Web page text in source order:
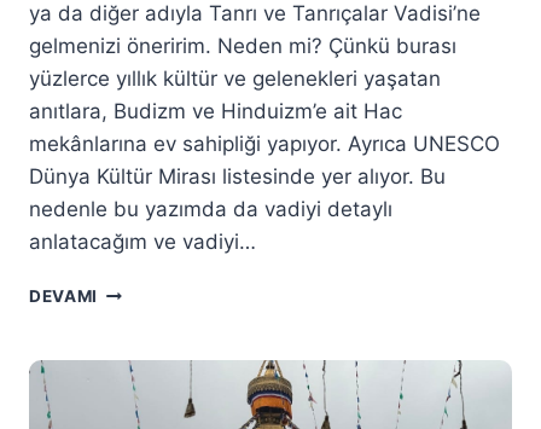
ya da diğer adıyla Tanrı ve Tanrıçalar Vadisi’ne
gelmenizi öneririm. Neden mi? Çünkü burası
yüzlerce yıllık kültür ve gelenekleri yaşatan
anıtlara, Budizm ve Hinduizm’e ait Hac
mekânlarına ev sahipliği yapıyor. Ayrıca UNESCO
Dünya Kültür Mirası listesinde yer alıyor. Bu
nedenle bu yazımda da vadiyi detaylı
anlatacağım ve vadiyi…
DEVAMI KATHMANDU